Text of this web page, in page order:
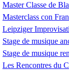
Master Classe de
Masterclass con
Leipziger
Stage de musique
Stage de musique
Les Rencontres du